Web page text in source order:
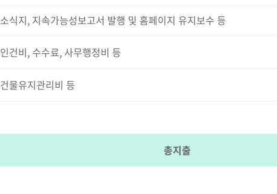
소식지, 지속가능성보고서 발행 및 홈페이지 유지보수 등
인건비, 수수료, 사무행정비 등
건물유지관리비 등
총지출